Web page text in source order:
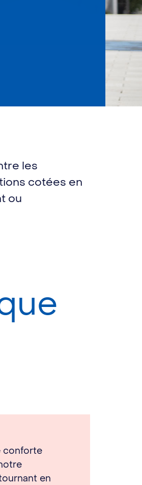
les
cotées en
ou
conforte
en